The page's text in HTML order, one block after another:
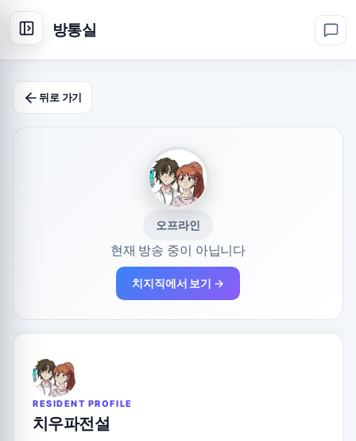
방통실
뒤로 가기
오프라인
현재 방송 중이 아닙니다
치지직에서 보기 →
RESIDENT PROFILE
치우파전설